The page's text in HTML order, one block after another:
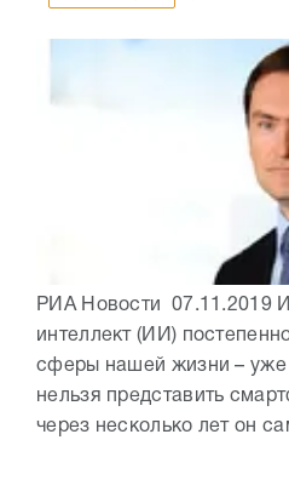
РИА Новости 07.11.2019
интеллект (ИИ)
сферы нашей жизни – уже
нельзя представить
через несколько лет он